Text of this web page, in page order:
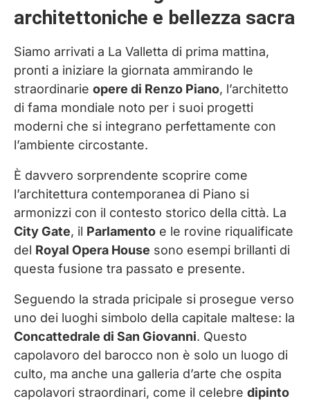
architettoniche e bellezza sacra
Siamo arrivati a La Valletta di prima mattina,
pronti a iniziare la giornata ammirando le
straordinarie opere di Renzo Piano, l’architetto
di fama mondiale noto per i suoi progetti
moderni che si integrano perfettamente con
l’ambiente circostante.
È davvero sorprendente scoprire come
l’architettura contemporanea di Piano si
armonizzi con il contesto storico della città. La
City Gate, il Parlamento e le rovine riqualificate
del Royal Opera House sono esempi brillanti di
questa fusione tra passato e presente.
Seguendo la strada pricipale si prosegue verso
uno dei luoghi simbolo della capitale maltese: la
Concattedrale di San Giovanni. Questo
capolavoro del barocco non è solo un luogo di
culto, ma anche una galleria d’arte che ospita
capolavori straordinari, come il celebre dipinto